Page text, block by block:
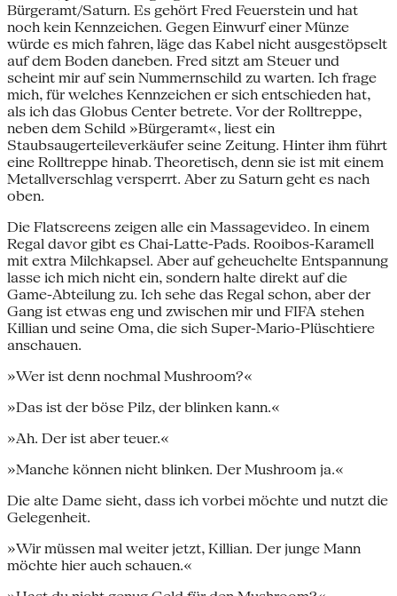
Bürgeramt/Saturn. Es gehört Fred Feuerstein und hat
noch kein Kennzeichen. Gegen Einwurf einer Münze
würde es mich fahren, läge das Kabel nicht ausgestöpselt
auf dem Boden daneben. Fred sitzt am Steuer und
scheint mir auf sein Nummernschild zu warten. Ich frage
mich, für welches Kennzeichen er sich entschieden hat,
als ich das Globus Center betrete. Vor der Rolltreppe,
neben dem Schild »Bürgeramt«, liest ein
Staubsaugerteileverkäufer seine Zeitung. Hinter ihm führt
eine Rolltreppe hinab. Theoretisch, denn sie ist mit einem
Metallverschlag versperrt. Aber zu Saturn geht es nach
oben.
Die Flatscreens zeigen alle ein Massagevideo. In einem
Regal davor gibt es Chai-Latte-Pads. Rooibos-Karamell
mit extra Milchkapsel. Aber auf geheuchelte Entspannung
lasse ich mich nicht ein, sondern halte direkt auf die
Game-Abteilung zu. Ich sehe das Regal schon, aber der
Gang ist etwas eng und zwischen mir und FIFA stehen
Killian und seine Oma, die sich Super-Mario-Plüschtiere
anschauen.
»Wer ist denn nochmal Mushroom?«
»Das ist der böse Pilz, der blinken kann.«
»Ah. Der ist aber teuer.«
»Manche können nicht blinken. Der Mushroom ja.«
Die alte Dame sieht, dass ich vorbei möchte und nutzt die
Gelegenheit.
»Wir müssen mal weiter jetzt, Killian. Der junge Mann
möchte hier auch schauen.«